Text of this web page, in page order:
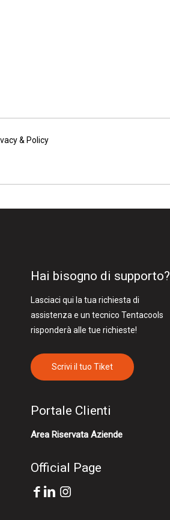
& Policy
Hai bisogno di supporto?
Lasciaci qui la tua richiesta di
assistenza e un tecnico Tentacools
risponderà alle tue richieste!
Scrivi il tuo Tiket
Portale Clienti
Area Riservata Aziende
Official Page